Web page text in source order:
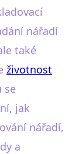
nářadí
také
životnost
se
jak
nářadí,
a